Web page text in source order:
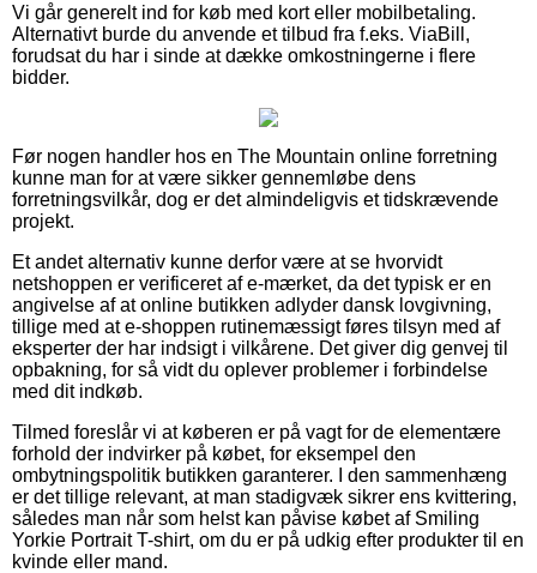
Vi går generelt ind for køb med kort eller mobilbetaling.
Alternativt burde du anvende et tilbud fra f.eks. ViaBill,
forudsat du har i sinde at dække omkostningerne i flere
bidder.
Før nogen handler hos en The Mountain online forretning
kunne man for at være sikker gennemløbe dens
forretningsvilkår, dog er det almindeligvis et tidskrævende
projekt.
Et andet alternativ kunne derfor være at se hvorvidt
netshoppen er verificeret af e-mærket, da det typisk er en
angivelse af at online butikken adlyder dansk lovgivning,
tillige med at e-shoppen rutinemæssigt føres tilsyn med af
eksperter der har indsigt i vilkårene. Det giver dig genvej til
opbakning, for så vidt du oplever problemer i forbindelse
med dit indkøb.
Tilmed foreslår vi at køberen er på vagt for de elementære
forhold der indvirker på købet, for eksempel den
ombytningspolitik butikken garanterer. I den sammenhæng
er det tillige relevant, at man stadigvæk sikrer ens kvittering,
således man når som helst kan påvise købet af Smiling
Yorkie Portrait T-shirt, om du er på udkig efter produkter til en
kvinde eller mand.